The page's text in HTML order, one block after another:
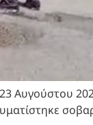
Αυγούστου